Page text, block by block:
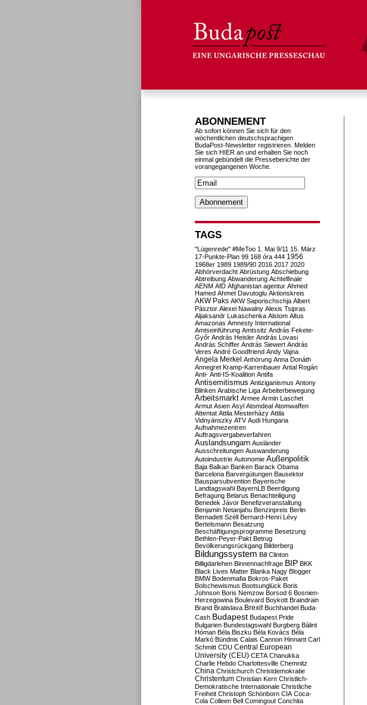
ABONNEMENT
Ab sofort können Sie sich für den
wöchentlichen deutschsprachigen
BudaPost-Newsletter registrieren. Melden
Sie sich HIER an und erhalten Sie noch
einmal gebündelt die Presseberichte der
vorangegangenen Woche.
TAGS
"Lügenrede" #MeToo 1. Mai 9/11 15. März
17-Punkte-Plan 99 168 óra 444 1956
1968er 1989 1989/90 2016 2017 2020
Abhörverdacht Abrüstung Abschiebung
Abtreibung Abwanderung Achtelfinale
AENM AfD Afghanistan agentur Ahmed
Hamed Ahmet Davutoglu Aktionskreis
AKW Paks AKW Saporischschja Albert
Pásztor Alexei Nawalny Alexis Tsipras
Aljaksandr Lukaschenka Alstom Altus
Amazonas Amnesty International
Amtseinführung Amtssitz András Fekete-
Győr András Heisler András Lovasi
András Schiffer András Siewert András
Veres André Goodfriend Andy Vajna
Angela Merkel Anhörung Anna Donáth
Annegret Kramp-Karrenbauer Antal Rogán
Anti- Anti-IS-Koalition Antifa
Antisemitismus Antiziganismus Antony
Blinken Arabische Liga Arbeiterbewegung
Arbeitsmarkt Armee Armin Laschet
Armut Asien Asyl Atomdeal Atomwaffen
Attentat Attila Mesterházy Attila
Vidnyánszky ATV Audi Hungaria
Aufnahmezentren
Auftragsvergabeverfahren
Auslandsungarn Ausländer
Ausschreitungen Auswanderung
Autoindustrie Autonomie Außenpolitik
Baja Balkan Banken Barack Obama
Barcelona Barvergütungen Bausektor
Bausparsubvention Bayerische
Landtagswahl BayernLB Beerdigung
Befragung Belarus Benachteiligung
Benedek Jávor Benefizveranstaltung
Benjamin Netanjahu Benzinpreis Berlin
Bernadett Széll Bernard-Henri Lévy
Bertelsmann Besatzung
Beschäftigungsprogramme Besetzung
Bethlen-Peyer-Pakt Betrug
Bevölkerungsrückgang Bilderberg
Bildungssystem Bill Clinton
Billigdarlehen Binnennachfrage BIP BKK
Black Lives Matter Blanka Nagy Blogger
BMW Bodenmafia Bokros-Paket
Bolschewismus Bootsunglück Boris
Johnson Boris Nemzow Borsod 6 Bosnien-
Herzegowina Boulevard Boykott Braindrain
Brand Bratislava Brexit Buchhandel Buda-
Cash Budapest Budapest Pride
Bulgarien Bundestagswahl Burgberg Bálint
Hóman Béla Biszku Béla Kovács Béla
Markó Bündnis Calais Cannon Hinnant Carl
Schmitt CDU Central European
University (CEU) CETA Chanukka
Charlie Hebdo Charlottesville Chemnitz
China Christchurch Christdemokratie
Christentum Christian Kern Christlich-
Demokratische Internationale Christliche
Freiheit Christoph Schönborn CIA Coca-
Cola Colleen Bell Comingout Conchita